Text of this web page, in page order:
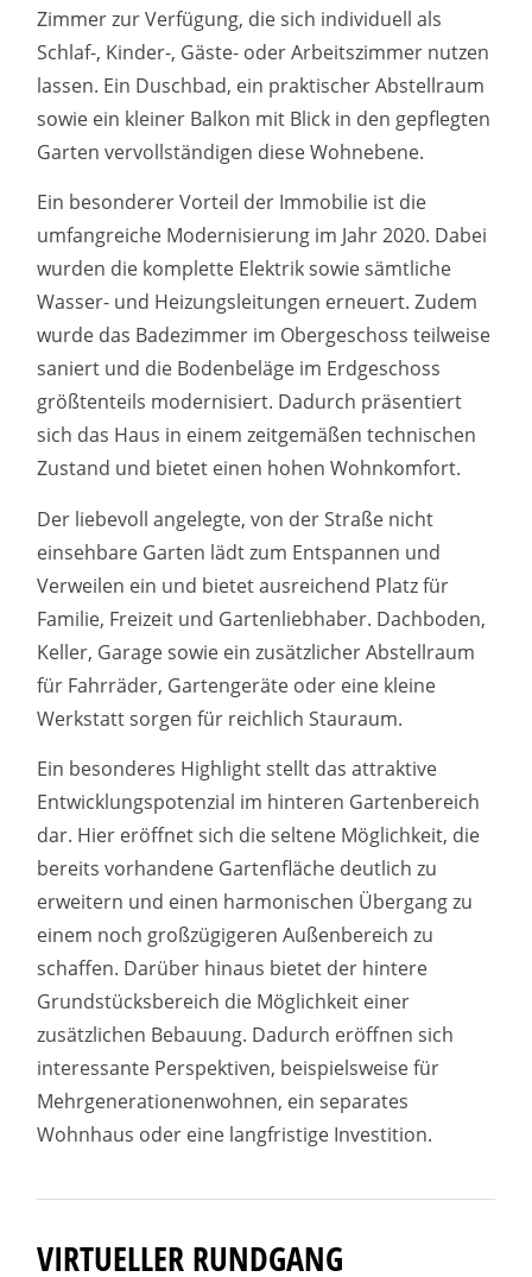
Zimmer zur Verfügung, die sich individuell als
Schlaf-, Kinder-, Gäste- oder Arbeitszimmer nutzen
lassen. Ein Duschbad, ein praktischer Abstellraum
sowie ein kleiner Balkon mit Blick in den gepflegten
Garten vervollständigen diese Wohnebene.
Ein besonderer Vorteil der Immobilie ist die
umfangreiche Modernisierung im Jahr 2020. Dabei
wurden die komplette Elektrik sowie sämtliche
Wasser- und Heizungsleitungen erneuert. Zudem
wurde das Badezimmer im Obergeschoss teilweise
saniert und die Bodenbeläge im Erdgeschoss
größtenteils modernisiert. Dadurch präsentiert
sich das Haus in einem zeitgemäßen technischen
Zustand und bietet einen hohen Wohnkomfort.
Der liebevoll angelegte, von der Straße nicht
einsehbare Garten lädt zum Entspannen und
Verweilen ein und bietet ausreichend Platz für
Familie, Freizeit und Gartenliebhaber. Dachboden,
Keller, Garage sowie ein zusätzlicher Abstellraum
für Fahrräder, Gartengeräte oder eine kleine
Werkstatt sorgen für reichlich Stauraum.
Ein besonderes Highlight stellt das attraktive
Entwicklungspotenzial im hinteren Gartenbereich
dar. Hier eröffnet sich die seltene Möglichkeit, die
bereits vorhandene Gartenfläche deutlich zu
erweitern und einen harmonischen Übergang zu
einem noch großzügigeren Außenbereich zu
schaffen. Darüber hinaus bietet der hintere
Grundstücksbereich die Möglichkeit einer
zusätzlichen Bebauung. Dadurch eröffnen sich
interessante Perspektiven, beispielsweise für
Mehrgenerationenwohnen, ein separates
Wohnhaus oder eine langfristige Investition.
VIRTUELLER RUNDGANG